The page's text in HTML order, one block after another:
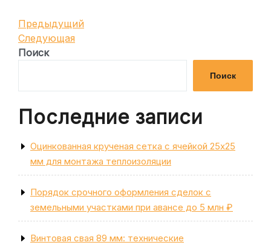
Навигация
по
записям
Предыдущая
запись
Предыдущий
Следующая
запись
Следующая
Поиск
Поиск
Последние записи
Оцинкованная крученая сетка с ячейкой 25х25
мм для монтажа теплоизоляции
Порядок срочного оформления сделок с
земельными участками при авансе до 5 млн ₽
Винтовая свая 89 мм: технические